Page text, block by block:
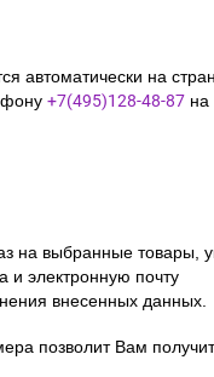
автоматически на
+7(495)128-48-87 на
выбранные товары,
электронную почту
внесенных данных.
позволит Вам